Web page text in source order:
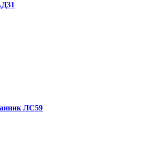
ЛС59